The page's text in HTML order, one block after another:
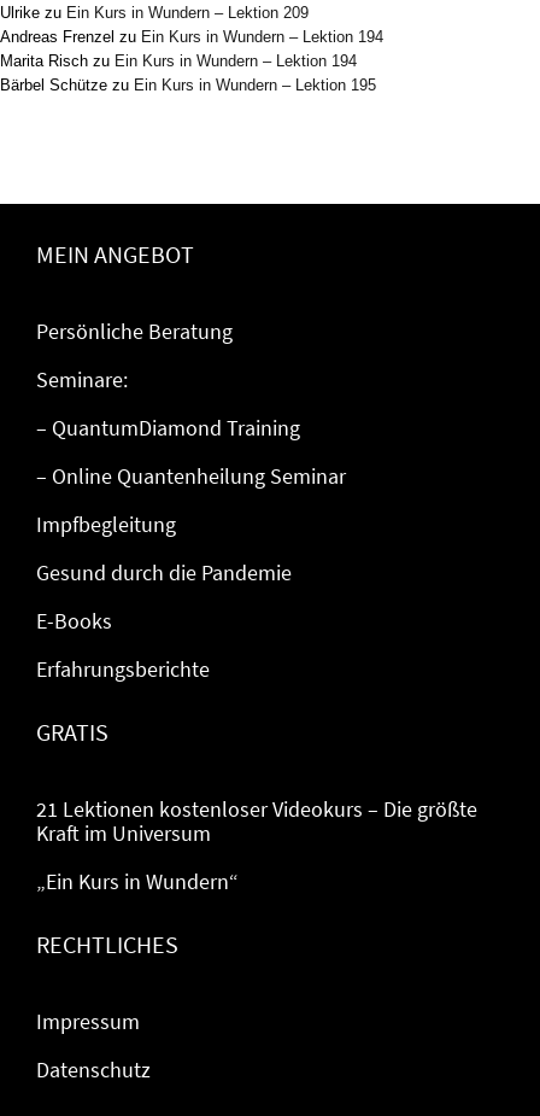
Ulrike zu Ein Kurs in Wundern – Lektion 209
Andreas Frenzel zu Ein Kurs in Wundern – Lektion 194
Marita Risch zu Ein Kurs in Wundern – Lektion 194
Bärbel Schütze zu Ein Kurs in Wundern – Lektion 195
MEIN ANGEBOT
Persönliche Beratung
Seminare:
– QuantumDiamond Training
– Online Quantenheilung Seminar
Impfbegleitung
Gesund durch die Pandemie
E-Books
Erfahrungsberichte
GRATIS
21 Lektionen kostenloser Videokurs – Die größte
Kraft im Universum
„Ein Kurs in Wundern“
RECHTLICHES
Impressum
Datenschutz